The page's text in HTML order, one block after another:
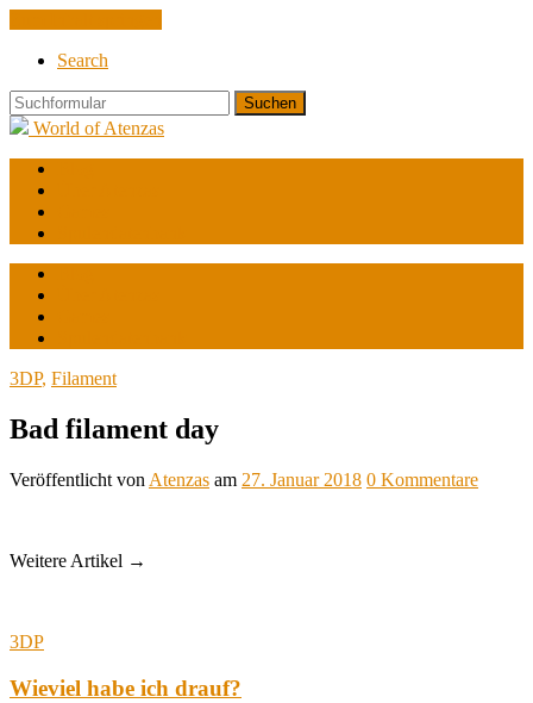
Search
Suchen
World of Atenzas
3DP, Filament
Bad filament day
Veröffentlicht von Atenzas am 27. Januar 2018 0 Kommentare
Weitere Artikel →
3DP
Wieviel habe ich drauf?